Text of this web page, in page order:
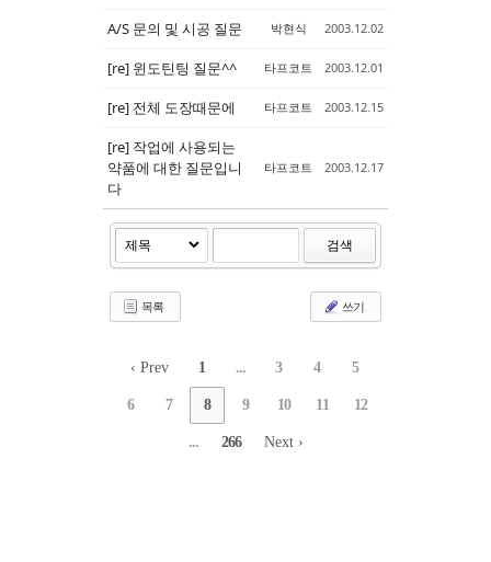
A/S 문의 및 시공 질문 박현식 2003.12.02
[re] 윈도틴팅 질문^^ 타프코트 2003.12.01
[re] 전체 도장때문에 타프코트 2003.12.15
[re] 작업에 사용되는
약품에 대한 질문입니
다
타프코트 2003.12.17
검색
목록 쓰기
‹ Prev 1 ... 3 4 5
6 7 8 9 10 11 12
... 266 Next ›